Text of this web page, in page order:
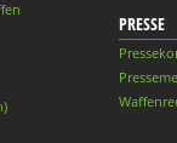
PRESSE